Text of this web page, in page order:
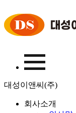
대성이앤씨(주)
회사소개